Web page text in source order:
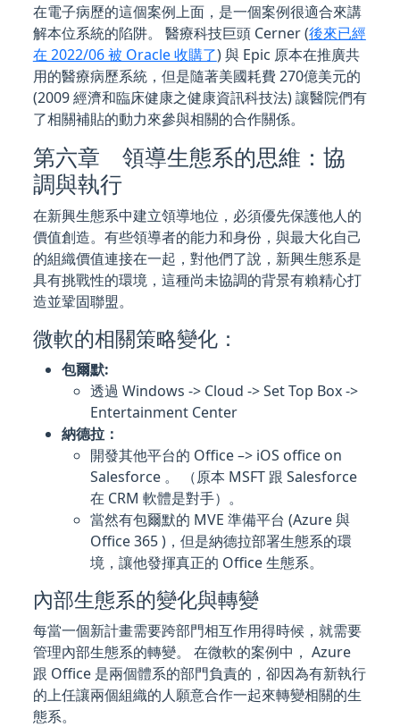
在電子病歷的這個案例上面，是一個案例很適合來講
解本位系統的陷阱。 醫療科技巨頭 Cerner (後來已經
在 2022/06 被 Oracle 收購了) 與 Epic 原本在推廣共
用的醫療病歷系統，但是隨著美國耗費 270億美元的
(2009 經濟和臨床健康之健康資訊科技法) 讓醫院們有
了相關補貼的動力來參與相關的合作關係。
第六章 領導生態系的思維：協
調與執行
在新興生態系中建立領導地位，必須優先保護他人的
價值創造。有些領導者的能力和身份，與最大化自己
的組織價值連接在一起，對他們了說，新興生態系是
具有挑戰性的環境，這種尚未協調的背景有賴精心打
造並鞏固聯盟。
微軟的相關策略變化：
包爾默:
透過 Windows -> Cloud -> Set Top Box ->
Entertainment Center
納德拉：
開發其他平台的 Office –> iOS office on
Salesforce 。 （原本 MSFT 跟 Salesforce
在 CRM 軟體是對手）。
當然有包爾默的 MVE 準備平台 (Azure 與
Office 365 )，但是納德拉部署生態系的環
境，讓他發揮真正的 Office 生態系。
內部生態系的變化與轉變
每當一個新計畫需要跨部門相互作用得時候，就需要
管理內部生態系的轉變。 在微軟的案例中， Azure
跟 Office 是兩個體系的部門負責的，卻因為有新執行
的上任讓兩個組織的人願意合作一起來轉變相關的生
態系。